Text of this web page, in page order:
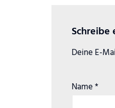
Deine E-
Name*